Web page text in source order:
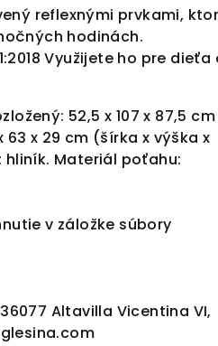
reflexnými prvkami,
hodinách.
Využijete ho pre dieťa
52,5 x 107 x 87,5 cm
x 29 cm (šírka x výška x
Materiál poťahu:
v záložke súbory
Altavilla Vicentina VI,